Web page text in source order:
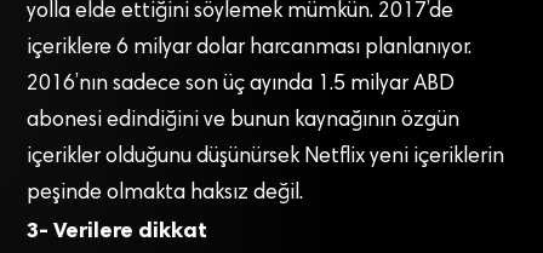
yolla elde ettiğini söylemek mümkün. 2017’de
içeriklere 6 milyar dolar harcanması planlanıyor.
2016’nın sadece son üç ayında 1.5 milyar ABD
abonesi edindiğini ve bunun kaynağının özgün
içerikler olduğunu düşünürsek Netflix yeni içeriklerin
peşinde olmakta haksız değil.
3- Verilere dikkat